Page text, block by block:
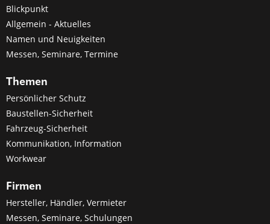
Blickpunkt
Allgemein - Aktuelles
Namen und Neuigkeiten
Messen, Seminare, Termine
Themen
Persönlicher Schutz
Baustellen-Sicherheit
Fahrzeug-Sicherheit
Kommunikation, Information
Workwear
Firmen
Hersteller, Händler, Vermieter
Messen, Seminare, Schulungen